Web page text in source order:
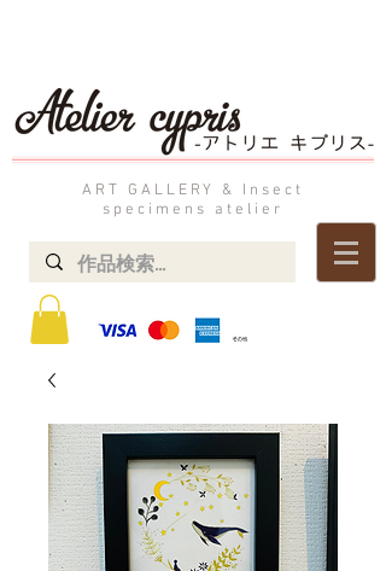
ART GALLERY & Insect
specimens atelier